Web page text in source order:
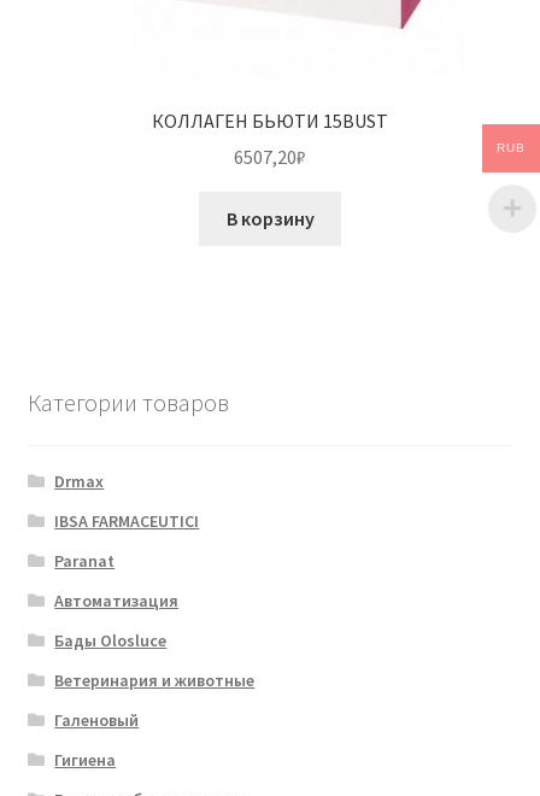
КОЛЛАГЕН БЬЮТИ 15BUST
6507,20₽
В корзину
Категории товаров
Drmax
IBSA FARMACEUTICI
Paranat
Автоматизация
Бады Olosluce
Ветеринария и животные
Галеновый
Гигиена
RUB